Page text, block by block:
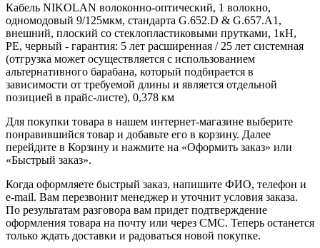
Кабель NIKOLAN волоконно-оптический, 1 волокно,
одномодовый 9/125мкм, стандарта G.652.D & G.657.A1,
внешний, плоский со стеклопластиковыми прутками, 1кН,
PE, черный - гарантия: 5 лет расширенная / 25 лет системная
(отгрузка может осуществляется с использованием
альтернативного барабана, который подбирается в
зависимости от требуемой длины и является отдельной
позицией в прайс-листе), 0,378 км
Для покупки товара в нашем интернет-магазине выберите
понравившийся товар и добавьте его в корзину. Далее
перейдите в Корзину и нажмите на «Оформить заказ» или
«Быстрый заказ».
Когда оформляете быстрый заказ, напишите ФИО, телефон и
e-mail. Вам перезвонит менеджер и уточнит условия заказа.
По результатам разговора вам придет подтверждение
оформления товара на почту или через СМС. Теперь останется
только ждать доставки и радоваться новой покупке.